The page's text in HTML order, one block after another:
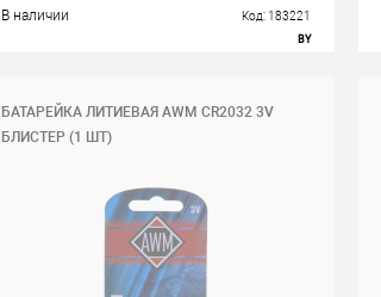
В наличии Код: 183221
BY
БАТАРЕЙКА ЛИТИЕВАЯ AWM СR2032 3V
БЛИСТЕР (1 ШТ)